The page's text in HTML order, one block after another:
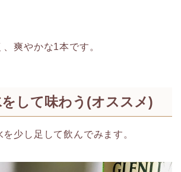
爽やかな1本です。
して味わう(オススメ)
少し足して飲んでみます。